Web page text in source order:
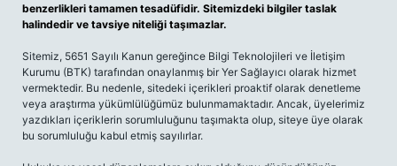
benzerlikleri tamamen tesadüfidir. Sitemizdeki bilgiler taslak
halindedir ve tavsiye niteliği taşımazlar.
Sitemiz, 5651 Sayılı Kanun gereğince Bilgi Teknolojileri ve İletişim
Kurumu (BTK) tarafından onaylanmış bir Yer Sağlayıcı olarak hizmet
vermektedir. Bu nedenle, sitedeki içerikleri proaktif olarak denetleme
veya araştırma yükümlülüğümüz bulunmamaktadır. Ancak, üyelerimiz
yazdıkları içeriklerin sorumluluğunu taşımakta olup, siteye üye olarak
bu sorumluluğu kabul etmiş sayılırlar.